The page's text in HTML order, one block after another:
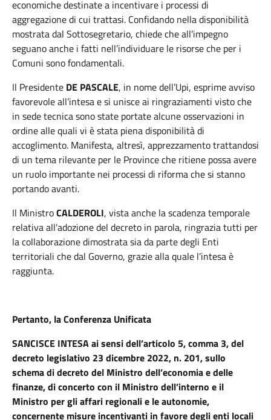
economiche destinate a incentivare i processi di
aggregazione di cui trattasi. Confidando nella disponibilità
mostrata dal Sottosegretario, chiede che all’impegno
seguano anche i fatti nell’individuare le risorse che per i
Comuni sono fondamentali.
Il Presidente DE PASCALE, in nome dell’Upi, esprime avviso
favorevole all’intesa e si unisce ai ringraziamenti visto che
in sede tecnica sono state portate alcune osservazioni in
ordine alle quali vi è stata piena disponibilità di
accoglimento. Manifesta, altresì, apprezzamento trattandosi
di un tema rilevante per le Province che ritiene possa avere
un ruolo importante nei processi di riforma che si stanno
portando avanti.
Il MinistroCALDEROLI, vista anche la scadenza temporale
relativa all’adozione del decreto in parola, ringrazia tutti per
la collaborazione dimostrata sia da parte degli Enti
territoriali che dal Governo, grazie alla quale l’intesa è
raggiunta.
Pertanto, la Conferenza Unificata
SANCISCE INTESA ai sensi dell’articolo 5, comma 3, del
decreto legislativo 23 dicembre 2022, n. 201, sullo
schema di decreto del Ministro dell’economia e delle
finanze, di concerto con il Ministro dell’interno e il
Ministro per gli affari regionali e le autonomie,
concernente misure incentivanti in favore degli enti locali